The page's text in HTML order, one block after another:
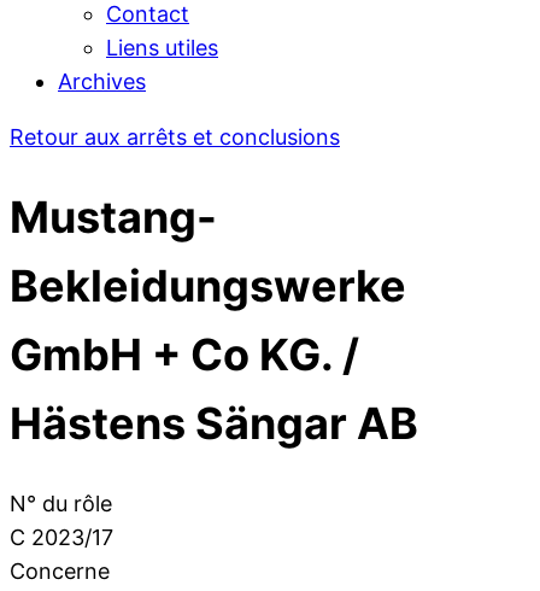
Contact
Liens utiles
Archives
Retour aux arrêts et conclusions
Mustang-
Bekleidungswerke
GmbH + Co KG. /
Hästens Sängar AB
N° du rôle
C 2023/17
Concerne